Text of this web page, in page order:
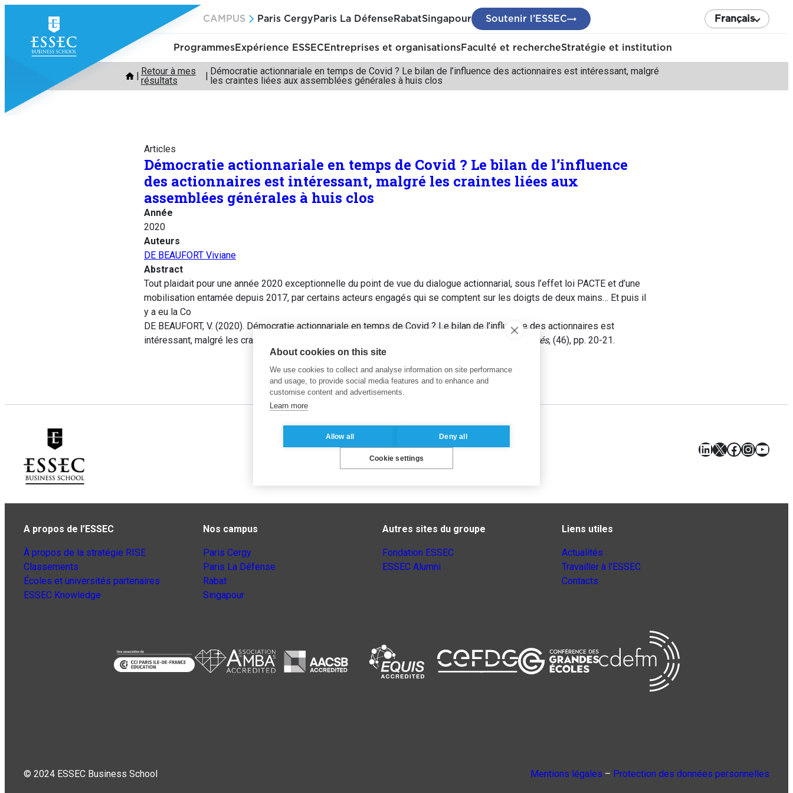
contenu
CAMPUS Paris Cergy Paris La Défense RabatSingapour Soutenir l’ESSEC Français
ProgrammesExpérience ESSEC Entreprises et organisationsFaculté et rechercheStratégie et institution
Retour à mes
résultats
Démocratie actionnariale en temps de Covid ? Le bilan de l’influence des actionnaires est intéressant, malgré
les craintes liées aux assemblées générales à huis clos
Articles
Démocratie actionnariale en temps de Covid ? Le bilan de l’influence
des actionnaires est intéressant, malgré les craintes liées aux
assemblées générales à huis clos
Année
2020
Auteurs
DE BEAUFORT Viviane
Abstract
Tout plaidait pour une année 2020 exceptionnelle du point de vue du dialogue actionnarial, sous l’effet loi PACTE et d’une
mobilisation entamée depuis 2017, par certains acteurs engagés qui se comptent sur les doigts de deux mains… Et puis il
y a eu la Co
DE BEAUFORT, V. (2020). Démocratie actionnariale en temps de Covid ? Le bilan de l’influence des actionnaires est
intéressant, malgré les craintes liées aux assemblées générales à huis clos.
Journal des Sociétés, (46), pp. 20-21.
LinkedIn
X Facebook
A propos de l’ESSEC
À propos de la stratégie RISE
Classements
Écoles et universités partenaires
ESSEC Knowledge
Nos campus
Paris Cergy
Paris La Défense
Rabat
Singapour
Autres sites du groupe
Fondation ESSEC
ESSEC Alumni
Liens utiles
Actualités
Travailler à l’ESSEC
Contacts
© 2024 ESSEC Business School Mentions légales – Protection des données personnelles
About cookies on this site
We use cookies to collect and analyse information on site performance
and usage, to provide social media features and to enhance and
customise content and advertisements.
Learn more
Allow all Deny all
Cookie settings